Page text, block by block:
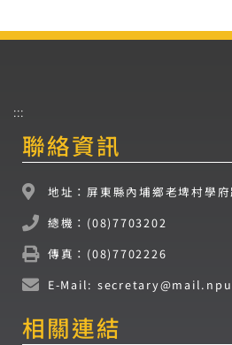
:::
聯絡資訊
地址：屏東縣內埔鄉老埤村學
總機：(08)7703202
傳真：(08)7702226
E-Mail:
相關連結